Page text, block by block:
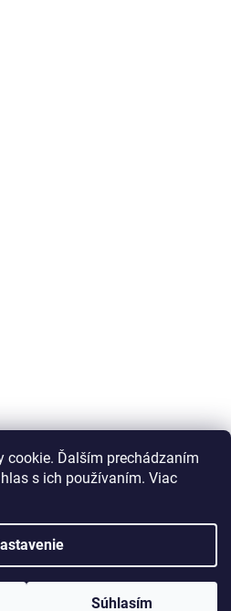
cookie. Ďalším prechádzaním
s ich používaním. Viac
Súhlasím
práva vyhradené.
| Custom =Netmedia s.r.o.